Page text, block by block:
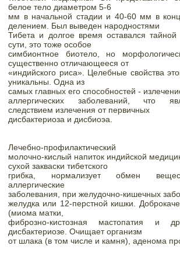
белое тело диаметром 5-6
мм в начальной стадии и 40-60 мм в
делением. Был выведен народностями
Тибета и долгое время оставался
сути, это тоже особое
симбионтное биотело, но
существенно отличающееся от
«индийского риса». Целебные свойства
уникальны. Одна из
самых главных его способностей -
аллергических заболеваний, что
следствием излечения от первичных
дисбактериоза и дисбиоэа.
Лечебно-профилактический
молочно-кислый напиток индийской
сухой закваски тибетского
грибка, нормализует обмен
аллергические
заболевания, при желудочно-кишечных
желудка или 12-перстной кишки.
(миома матки,
фиброзно-кистозная мастопатия
дисбактериозе. Очищает организм
от шлака (в том числе и камня), аденома